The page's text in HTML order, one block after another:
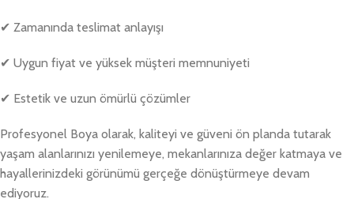
✔ Zamanında teslimat anlayışı
✔ Uygun fiyat ve yüksek müşteri memnuniyeti
✔ Estetik ve uzun ömürlü çözümler
Profesyonel Boya olarak, kaliteyi ve güveni ön planda tutarak
yaşam alanlarınızı yenilemeye, mekanlarınıza değer katmaya ve
hayallerinizdeki görünümü gerçeğe dönüştürmeye devam
ediyoruz.